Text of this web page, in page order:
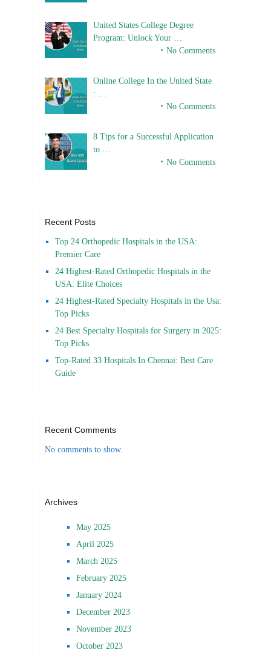
United States College Degree
Program: Unlock Your …
No Comments
Online College In the United State
: …
No Comments
8 Tips for a Successful Application
to …
No Comments
Recent Posts
Top 24 Orthopedic Hospitals in the USA:
Premier Care
24 Highest-Rated Orthopedic Hospitals in the
USA: Elite Choices
24 Highest-Rated Specialty Hospitals in the Usa:
Top Picks
24 Best Specialty Hospitals for Surgery in 2025:
Top Picks
Top-Rated 33 Hospitals In Chennai: Best Care
Guide
Recent Comments
No comments to show.
Archives
May 2025
April 2025
March 2025
February 2025
January 2024
December 2023
November 2023
October 2023